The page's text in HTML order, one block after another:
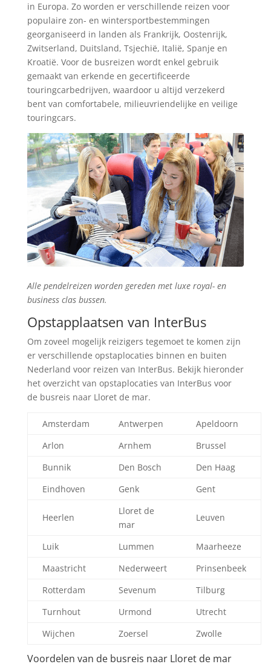
in Europa. Zo worden er verschillende reizen voor
populaire zon- en wintersportbestemmingen
georganiseerd in landen als Frankrijk, Oostenrijk,
Zwitserland, Duitsland, Tsjechië, Italië, Spanje en
Kroatië. Voor de busreizen wordt enkel gebruik
gemaakt van erkende en gecertificeerde
touringcarbedrijven, waardoor u altijd verzekerd
bent van comfortabele, milieuvriendelijke en veilige
touringcars.
Alle pendelreizen worden gereden met luxe royal- en
business clas bussen.
Opstapplaatsen van InterBus
Om zoveel mogelijk reizigers tegemoet te komen zijn
er verschillende opstaplocaties binnen en buiten
Nederland voor reizen van InterBus. Bekijk hieronder
het overzicht van opstaplocaties van InterBus voor
de busreis naar Lloret de mar.
Amsterdam Antwerpen
Apeldoorn
Arlon
Arnhem
Brussel
Bunnik
Den Bosch
Den Haag
Eindhoven
Genk Gent
Heerlen
Lloret de
mar
Leuven
Luik Lummen
Maarheeze
Maastricht
Nederweert
Prinsenbeek
Rotterdam
Sevenum
Tilburg
Turnhout
Urmond
Utrecht
Wijchen
Zoersel Zwolle
Voordelen van de busreis naar Lloret de mar